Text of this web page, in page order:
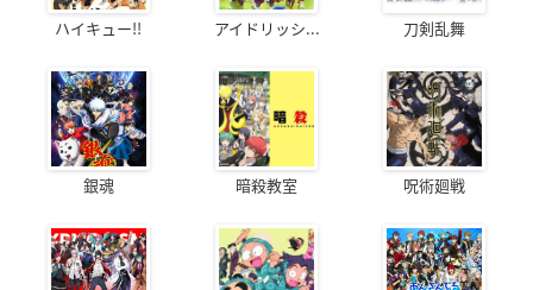
ハイキュー!! アイドリッシ... 刀剣乱舞
銀魂 暗殺教室 呪術廻戦